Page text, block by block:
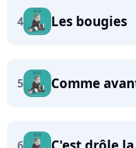
4 Les bougies
5 Comme